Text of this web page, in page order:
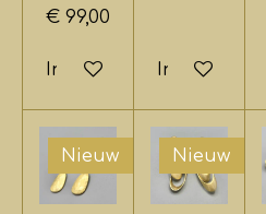
€ 99,00
In winkelwagen
In
Nieuw Nieuw